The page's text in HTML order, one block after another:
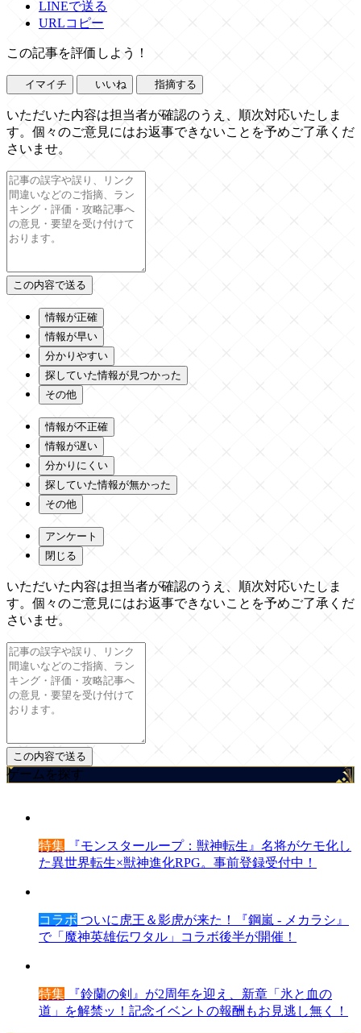
LINEで送る
URLコピー
この記事を評価しよう！
イマイチ いいね 指摘する
いただいた内容は担当者が確認のうえ、順次対応いたしま
す。個々のご意見にはお返事できないことを予めご了承くだ
さいませ。
情報が正確
情報が早い
分かりやすい
探していた情報が見つかった
その他
情報が不正確
情報が遅い
分かりにくい
探していた情報が無かった
その他
アンケート
閉じる
いただいた内容は担当者が確認のうえ、順次対応いたしま
す。個々のご意見にはお返事できないことを予めご了承くだ
さいませ。
ゲームを探す
特集 『モンスターループ：獣神転生』名将がケモ化し
た異世界転生×獣神進化RPG。事前登録受付中！
コラボ ついに虎王＆影虎が来た！『鋼嵐 - メカラシ』
で「魔神英雄伝ワタル」コラボ後半が開催！
特集 『鈴蘭の剣』が2周年を迎え、新章「氷と血の
道」を解禁ッ！記念イベントの報酬もお見逃し無く！